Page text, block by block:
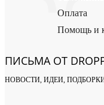
Оплата
Помощь и
ПИСЬМА ОТ
НОВОСТИ, ИДЕИ,